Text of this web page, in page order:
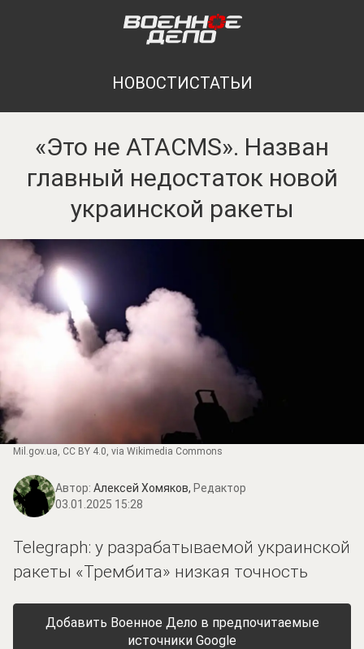
НОВОСТИСТАТЬИ
«Это не ATACMS». Назван
главный недостаток новой
украинской ракеты
Mil.gov.ua, CC BY 4.0, via Wikimedia Commons
Автор: Алексей Хомяков, Редактор
03.01.2025 15:28
Telegraph: у разрабатываемой украинской
ракеты «Трембита» низкая точность
Добавить Военное Дело в предпочитаемые
источники Google